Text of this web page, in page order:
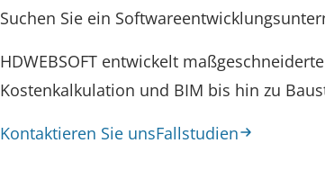
Suchen Sie ein
HDWEBSOFT entwickelt
Kostenkalkulation und BIM bis hin zu
Kontaktieren Sie unsFallstudien